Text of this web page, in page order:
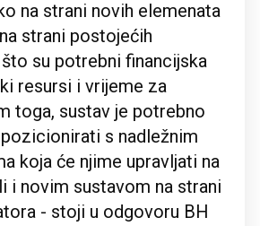
na strani novih elemenata
strani postojećih
su potrebni financijska
resursi i vrijeme za
toga, sustav je potrebno
s nadležnim
koja će njime upravljati na
i novim sustavom na strani
- stoji u odgovoru BH